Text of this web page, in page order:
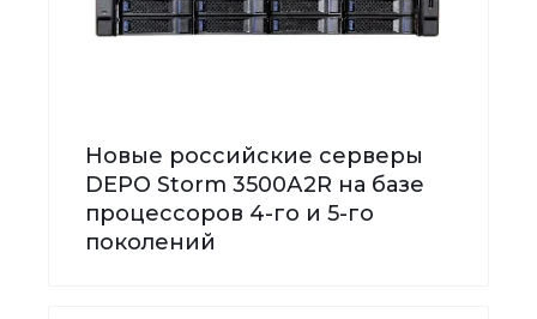
Новые российские серверы
DEPO Storm 3500А2R на базе
процессоров 4-го и 5-го
поколений